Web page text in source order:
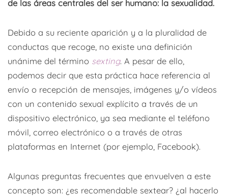
de las áreas centrales del ser humano: la sexualidad.
Debido a su reciente aparición y a la pluralidad de
conductas que recoge, no existe una definición
unánime del término sexting. A pesar de ello,
podemos decir que esta práctica hace referencia al
envío o recepción de mensajes, imágenes y/o vídeos
con un contenido sexual explícito a través de un
dispositivo electrónico, ya sea mediante el teléfono
móvil, correo electrónico o a través de otras
plataformas en Internet (por ejemplo, Facebook).
Algunas preguntas frecuentes que envuelven a este
concepto son: ¿es recomendable sextear? ¿al hacerlo